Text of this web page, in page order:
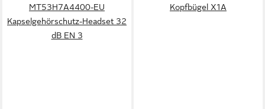
MT53H7A4400-EU
Kapselgehörschutz-Headset 32
dB EN 3
Kopfbügel X1A